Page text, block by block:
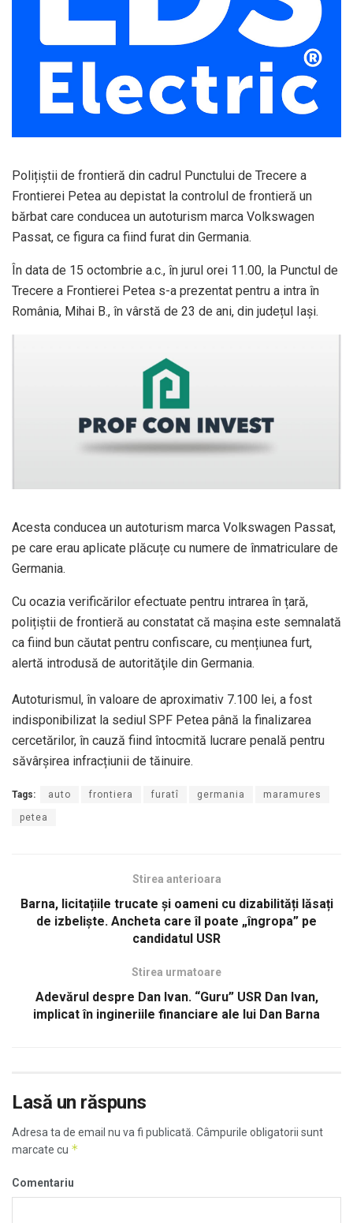
Polițiștii de frontieră din cadrul Punctului de Trecere a
Frontierei Petea au depistat la controlul de frontieră un
bărbat care conducea un autoturism marca Volkswagen
Passat, ce figura ca fiind furat din Germania.
În data de 15 octombrie a.c., în jurul orei 11.00, la Punctul de
Trecere a Frontierei Petea s-a prezentat pentru a intra în
România, Mihai B., în vârstă de 23 de ani, din județul Iași.
Acesta conducea un autoturism marca Volkswagen Passat,
pe care erau aplicate plăcuțe cu numere de înmatriculare de
Germania.
Cu ocazia verificărilor efectuate pentru intrarea în țară,
polițiștii de frontieră au constatat că mașina este semnalată
ca fiind bun căutat pentru confiscare, cu mențiunea furt,
alertă introdusă de autorităţile din Germania.
Autoturismul, în valoare de aproximativ 7.100 lei, a fost
indisponibilizat la sediul SPF Petea până la finalizarea
cercetărilor, în cauză fiind întocmită lucrare penală pentru
săvârșirea infracțiunii de tăinuire.
Tags: auto frontiera furatî germania maramures
petea
Stirea anterioara
Barna, licitațiile trucate și oameni cu dizabilități lăsați
de izbeliște. Ancheta care îl poate „îngropa” pe
candidatul USR
Stirea urmatoare
Adevărul despre Dan Ivan. “Guru” USR Dan Ivan,
implicat în ingineriile financiare ale lui Dan Barna
Lasă un răspuns
Adresa ta de email nu va fi publicată. Câmpurile obligatorii sunt
marcate cu *
Comentariu